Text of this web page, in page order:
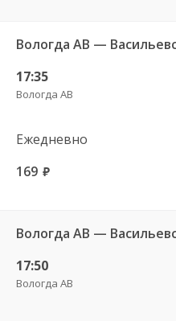
Вологда АВ —
17:35
Вологда АВ
Ежедневно
169 руб.
Вологда АВ —
17:50
Вологда АВ